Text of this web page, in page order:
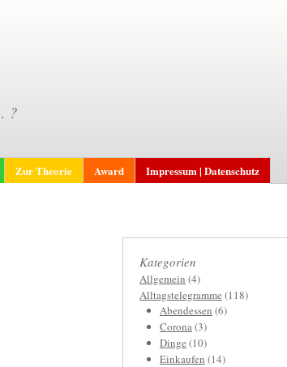
?
Zur Theorie Award Impressum | Datenschutz
Kategorien
Allgemein (4)
Alltagstelegramme (118)
Abendessen (6)
Corona(3)
Dinge (10)
Einkaufen (14)